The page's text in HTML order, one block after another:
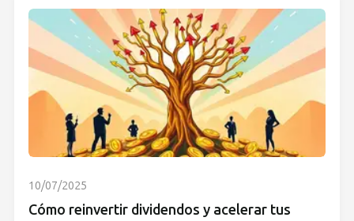
10/07/2025
Cómo reinvertir dividendos y acelerar tus